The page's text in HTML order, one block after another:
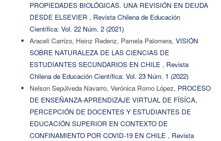
PROPIEDADES BIOLÓGICAS. UNA REVISIÓN EN DEUDA
DESDE ELSEVIER , Revista Chilena de Educación
Científica: Vol. 22 Núm. 2 (2021)
Araceli Carrizo, Heinz Redenz, Pamela Palomera, VISIÓN
SOBRE NATURALEZA DE LAS CIENCIAS DE
ESTUDIANTES SECUNDARIOS EN CHILE , Revista
Chilena de Educación Científica: Vol. 23 Núm. 1 (2022)
Nelson Sepúlveda Navarro, Verónica Romo López, PROCESO
DE ENSEÑANZA-APRENDIZAJE VIRTUAL DE FÍSÍCA,
PERCEPCIÓN DE DOCENTES Y ESTUDIANTES DE
EDUCACIÓN SUPERIOR EN CONTEXTO DE
CONFINAMIENTO POR COVID-19 EN CHILE , Revista